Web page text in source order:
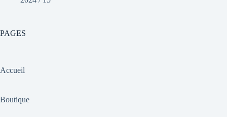
PAGES
Accueil
Boutique